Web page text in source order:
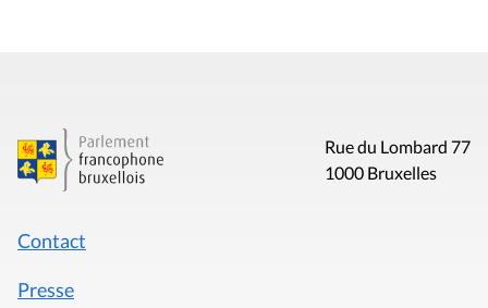
Rue du Lombard 77
1000 Bruxelles
Contact
Presse